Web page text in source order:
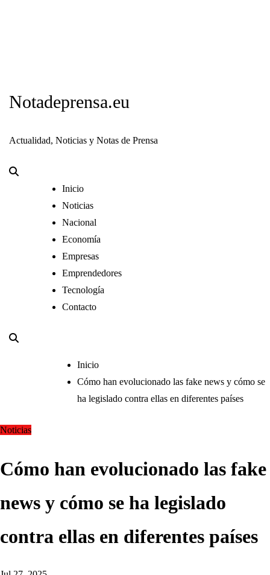
Notadeprensa.eu
Actualidad, Noticias y Notas de Prensa
Inicio
Noticias
Nacional
Economía
Empresas
Emprendedores
Tecnología
Contacto
Inicio
Cómo han evolucionado las fake news y cómo se
ha legislado contra ellas en diferentes países
Noticias
Cómo han evolucionado las fake
news y cómo se ha legislado
contra ellas en diferentes países